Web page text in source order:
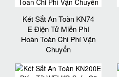
Két Sắt An Toàn KN74
E Điện Tử Miễn Phí
Hoàn Toàn Chi Phí Vận
Chuyển